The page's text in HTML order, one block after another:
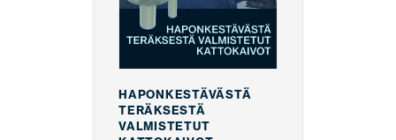
HAPONKESTÄVÄSTÄ
TERÄKSESTÄ
VALMISTETUT